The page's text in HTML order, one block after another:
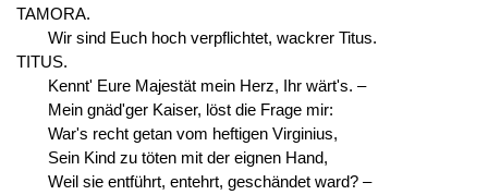
TAMORA.
Wir sind Euch hoch verpflichtet, wackrer Titus.
TITUS.
Kennt' Eure Majestät mein Herz, Ihr wärt's. –
Mein gnäd'ger Kaiser, löst die Frage mir:
War's recht getan vom heftigen Virginius,
Sein Kind zu töten mit der eignen Hand,
Weil sie entführt, entehrt, geschändet ward? –